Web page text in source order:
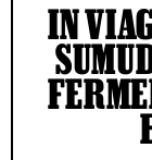
IN